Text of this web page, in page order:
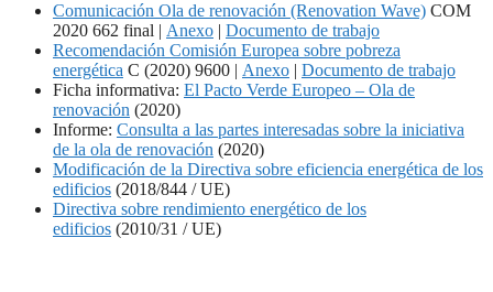
Comunicación Ola de renovación (Renovation Wave) COM
2020 662 final | Anexo | Documento de trabajo
Recomendación Comisión Europea sobre pobreza
energética C (2020) 9600 | Anexo | Documento de trabajo
Ficha informativa: El Pacto Verde Europeo – Ola de
renovación (2020)
Informe: Consulta a las partes interesadas sobre la iniciativa
de la ola de renovación (2020)
Modificación de la Directiva sobre eficiencia energética de los
edificios (2018/844 / UE)
Directiva sobre rendimiento energético de los
edificios (2010/31 / UE)